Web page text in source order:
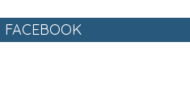
FACEBOOK